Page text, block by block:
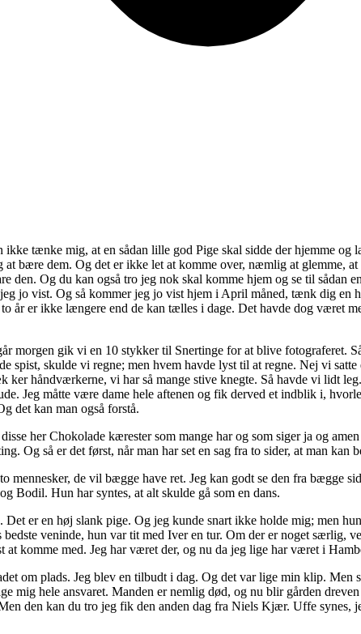
tænke mig, at en sådan lille god Pige skal sidde der hjemme og
bære dem. Og det er ikke let at komme over, næmlig at glemme,
den. Og du kan også tro jeg nok skal komme hjem og se til
jo vist. Og så kommer jeg jo vist hjem i April måned, tænk dig en
år er ikke længere end de kan tælles i dage. Det havde dog været
morgen gik vi en 10 stykker til Snertinge for at blive fotograferet.
spist, skulde vi regne; men hvem havde lyst til at regne. Nej vi
håndværkerne, vi har så mange stive knegte. Så havde vi lidt
Jeg måtte være dame hele aftenen og fik derved et indblik i,
det kan man også forstå.
her Chokolade kærester som mange har og som siger ja og
Og så er det først, når man har set en sag fra to sider, at man kan
mennesker, de vil bægge have ret. Jeg kan godt se den fra bægge
Bodil. Hun har syntes, at alt skulde gå som en dans.
er en høj slank pige. Og jeg kunde snart ikke holde mig; men
bedste veninde, hun var tit med Iver en tur. Om der er noget
komme med. Jeg har været der, og nu da jeg lige har været i
om plads. Jeg blev en tilbudt i dag. Og det var lige min klip.
mig hele ansvaret. Manden er nemlig død, og nu blir gården
den kan du tro jeg fik den anden dag fra Niels Kjær. Uffe synes,